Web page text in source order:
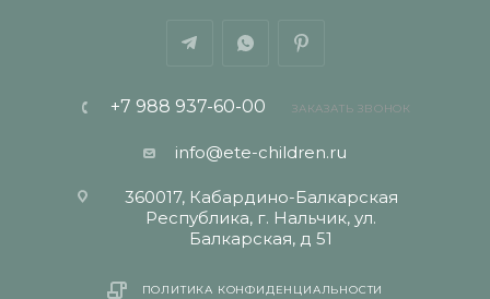
+7 988 937-60-00 ЗАКАЗАТЬ ЗВОНОК
info@ete-children.ru
360017, Кабардино-Балкарская
Республика, г. Нальчик, ул.
Балкарская, д 51
ПОЛИТИКА КОНФИДЕНЦИАЛЬНОСТИ